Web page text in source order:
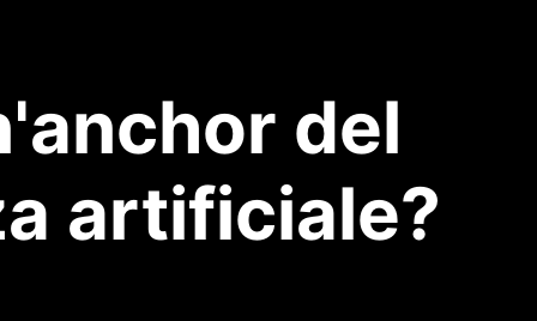
del
artificiale?